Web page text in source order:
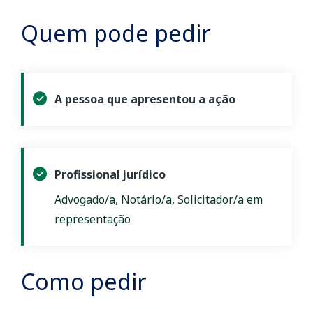
Quem pode pedir
A pessoa que apresentou a ação
Profissional jurídico
Advogado/a, Notário/a, Solicitador/a em
representação
Como pedir